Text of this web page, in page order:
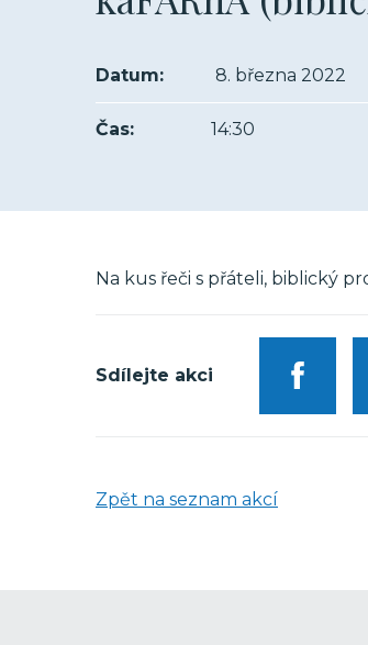
Datum: 8. března 2022
Čas: 14:30
Na kus řeči s přáteli, biblický
Sdílejte akci
Zpět na seznam akcí